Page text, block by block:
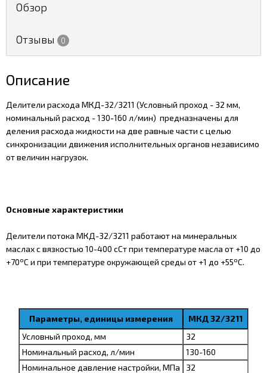
Обзор
Отзывы 0
Описание
Делители расхода МКД-32/3211 (Условный проход - 32 мм,
номинальный расход - 130-160 л/мин) предназначены для
деления расхода жидкости на две равные части с целью
синхронизации движения исполнительных органов независимо
от величин нагрузок.
Основные характеристики
Делители потока МКД-32/3211 работают на минеральных
маслах с вязкостью 10-400 сСт при температуре масла от +10 до
+70оС и при температуре окружающей среды от +1 до +55оС.
Параметры, единицы измерения
МКД 32/3211
Условный проход, мм
32
Номинальный расход, л/мин
130-160
Номинальное давление настройки, МПа
32